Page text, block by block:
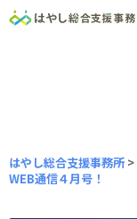
はやし総合支援事務所>
WEB通信４月号！